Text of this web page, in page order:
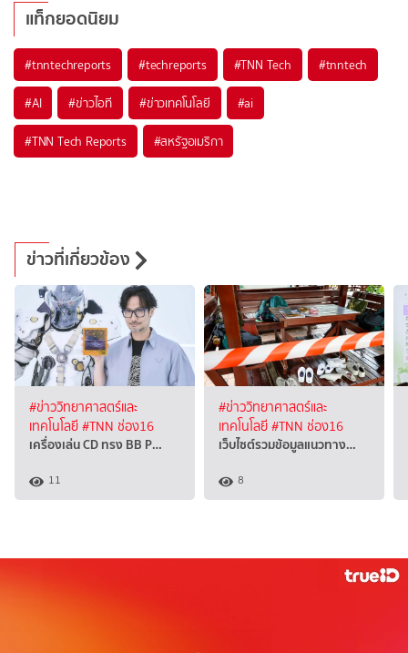
แท็กยอดนิยม
#tnntechreports #techreports #TNN Tech #tnntech
#AI #ข่าวไอที #ข่าวเทคโนโลยี #ai
#TNN Tech Reports #สหรัฐอเมริกา
ข่าวที่เกี่ยวข้อง
#ข่าววิทยาศาสตร์และ
เทคโนโลยี#TNN ช่อง16
เครื่องเล่น CD ทรง BB P…
11
#ข่าววิทยาศาสตร์และ
เทคโนโลยี#TNN ช่อง16
เว็บไซต์รวมข้อมูลแนวทาง…
8